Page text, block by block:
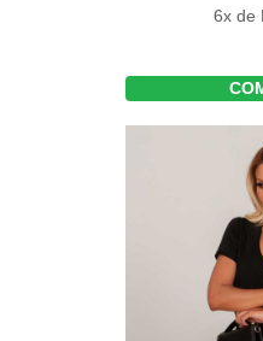
6x de